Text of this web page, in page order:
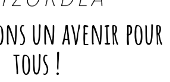
un avenir pour
tous !